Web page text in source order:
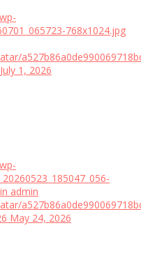
768x1024.jpg
July 1, 2026
admin
May 24, 2026